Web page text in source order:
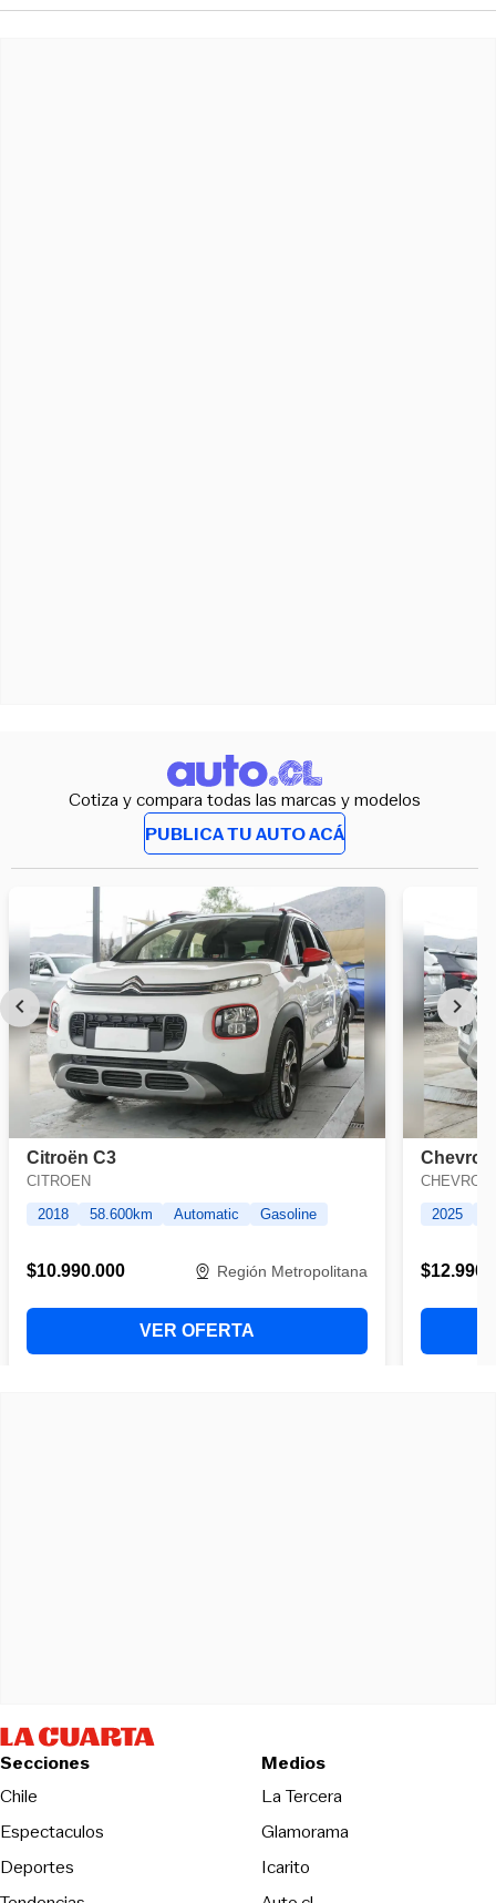
Cotiza y compara todas las marcas y modelos
PUBLICA TU AUTO ACÁ
Secciones
Chile
Espectaculos
Deportes
Medios
La TerceraOpens in new
Glamorama
Icarito